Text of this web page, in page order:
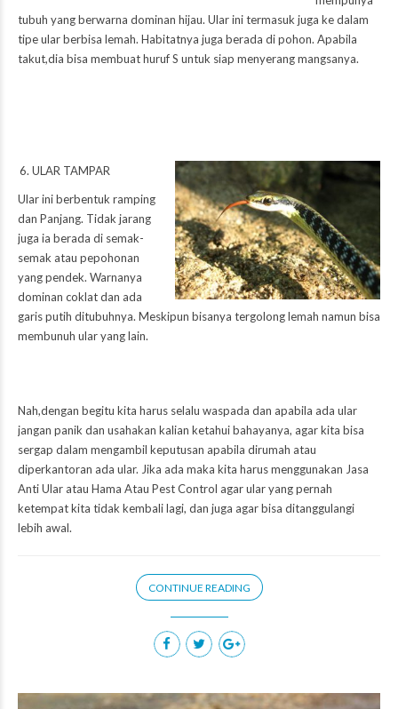
tubuh yang berwarna dominan hijau. Ular ini termasuk juga ke dalam
tipe ular berbisa lemah. Habitatnya juga berada di pohon. Apabila
takut,dia bisa membuat huruf S untuk siap menyerang mangsanya.
ULAR TAMPAR
Ular ini berbentuk ramping
dan Panjang. Tidak jarang
juga ia berada di semak-
semak atau pepohonan
yang pendek. Warnanya
dominan coklat dan ada
garis putih ditubuhnya. Meskipun bisanya tergolong lemah namun bisa
membunuh ular yang lain.
Nah,dengan begitu kita harus selalu waspada dan apabila ada ular
jangan panik dan usahakan kalian ketahui bahayanya, agar kita bisa
sergap dalam mengambil keputusan apabila dirumah atau
diperkantoran ada ular. Jika ada maka kita harus menggunakan Jasa
Anti Ular atau Hama Atau Pest Control agar ular yang pernah
ketempat kita tidak kembali lagi, dan juga agar bisa ditanggulangi
lebih awal.
CONTINUE READING